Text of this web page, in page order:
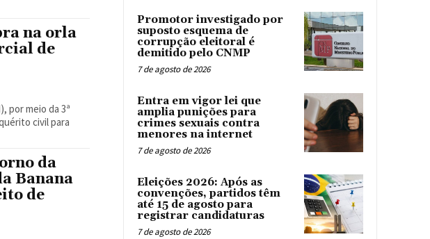
na orla
de
por meio da 3ª
civil para
da
Banana
de
Promotor investigado por
suposto esquema de
corrupção eleitoral é
demitido pelo CNMP
7 de agosto de 2026
Entra em vigor lei que
amplia punições para
crimes sexuais contra
menores na internet
7 de agosto de 2026
Eleições 2026: Após as
convenções, partidos têm
até 15 de agosto para
registrar candidaturas
7 de agosto de 2026